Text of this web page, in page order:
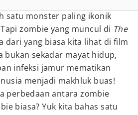
satu monster paling ikonik
zombie yang muncul di The
dari yang biasa kita lihat di film
bukan sekadar mayat hidup,
infeksi jamur mematikan
menjadi makhluk buas!
perbedaan antara zombie
biasa? Yuk kita bahas satu